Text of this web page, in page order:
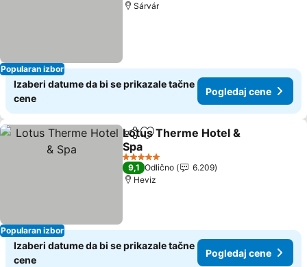
Popularan izbor
Sárvár
Izaberi datume da bi se prikazale tačne
cene
Pogledaj cene
Popularan izbor
Deli Dodati u favorite
Lotus Therme Hotel &
Spa
Pogledaj cene
5 Zvezdice
9,1 Odlično
6.209
Heviz
Izaberi datume da bi se prikazale tačne
cene
Pogledaj cene